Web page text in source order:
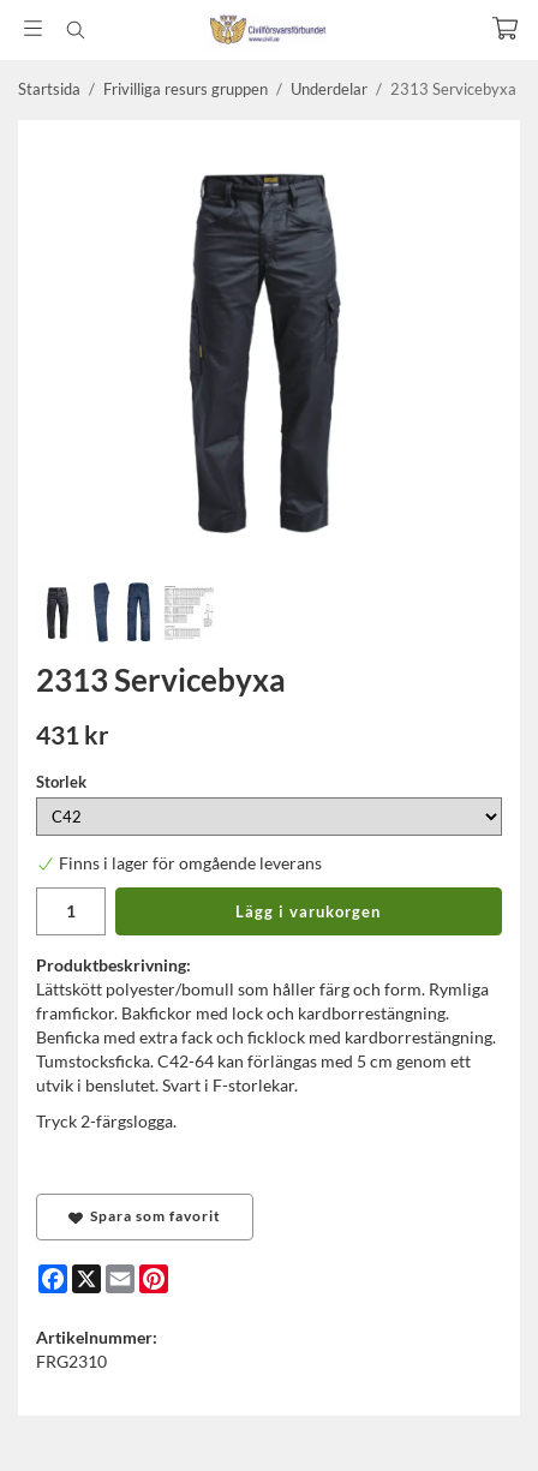
Startsida / Frivilliga resurs gruppen / Underdelar / 2313 Servicebyxa
2313 Servicebyxa
431 kr
Storlek
Finns i lager för omgående leverans
Lägg i varukorgen
Produktbeskrivning:
Lättskött polyester/bomull som håller färg och form. Rymliga
framfickor. Bakfickor med lock och kardborrestängning.
Benficka med extra fack och ficklock med kardborrestängning.
Tumstocksficka. C42-64 kan förlängas med 5 cm genom ett
utvik i benslutet. Svart i F-storlekar.
Tryck 2-färgslogga.
Spara som favorit
Facebook
X Email
Artikelnummer:
FRG2310